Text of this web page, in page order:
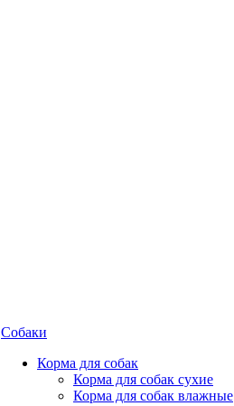
Собаки
Корма для собак
Корма для собак сухие
Корма для собак влажные